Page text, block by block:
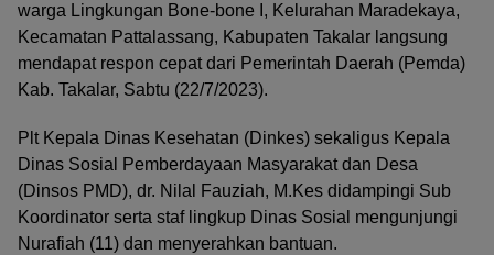
warga Lingkungan Bone-bone I, Kelurahan Maradekaya,
Kecamatan Pattalassang, Kabupaten Takalar langsung
mendapat respon cepat dari Pemerintah Daerah (Pemda)
Kab. Takalar, Sabtu (22/7/2023).
Plt Kepala Dinas Kesehatan (Dinkes) sekaligus Kepala
Dinas Sosial Pemberdayaan Masyarakat dan Desa
(Dinsos PMD), dr. Nilal Fauziah, M.Kes didampingi Sub
Koordinator serta staf lingkup Dinas Sosial mengunjungi
Nurafiah (11) dan menyerahkan bantuan.